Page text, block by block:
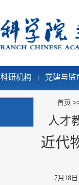
科研机构 | 党建与监
首页
人才
近代
7月18